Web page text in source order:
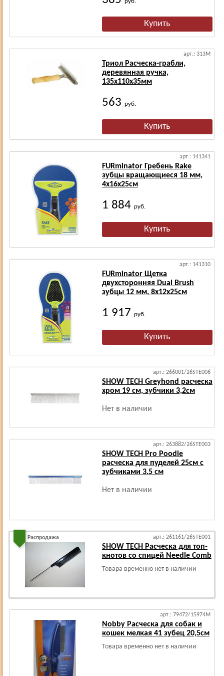
арт.: 313M
Триол Расческа-грабли,
деревянная ручка,
135х110х35мм
563 руб.
арт.: 141341
FURminator Гребень Rake
зубцы вращающиеся 18 мм,
4х16х25см
1 884 руб.
арт.: 141310
FURminator Щетка
двухсторонняя Dual Brush
зубцы 12 мм, 8х12х25см
1 917 руб.
арт.: 266001/26STE006
SHOW TECH Greyhond расческа
хром 19 см, зубчики 3,2см
Нет в наличии
арт.: 263882/26STE003
SHOW TECH Pro Poodle
расческа для пуделей 25см с
зубчиками 3.5 см
Нет в наличии
Распродажа арт.: 261161/26STE001
SHOW TECH Расческа для топ-
кнотов со спицей Needle Comb
Товара временно нет в наличии
арт.: 79472/15974М
Nobby Расческа для собак и
кошек мелкая 41 зубец 20,5см
Товара временно нет в наличии